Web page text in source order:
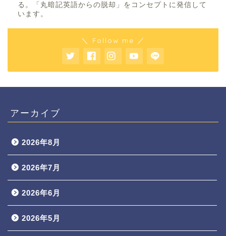
る。「丸暗記英語からの脱却」をコンセプトに発信して
います。
＼ Follow me ／
アーカイブ
2026年8月
2026年7月
2026年6月
2026年5月